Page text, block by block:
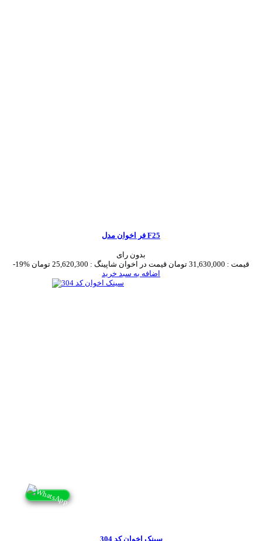
فر اخوان مدل F25
بدون رای
-19%
قیمت : 31,630,000 تومان قیمت در اخوان شاپینگ : 25,620,300 تومان
اضافه به سبد خرید
سینک اخوان کد 304